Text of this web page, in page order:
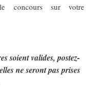
concours sur votre
soient valides, postez-
ne seront pas prises